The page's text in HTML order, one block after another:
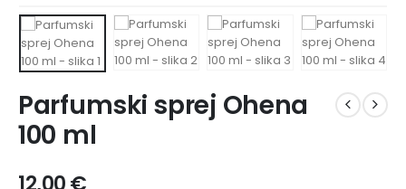
Parfumski sprej Ohena
100 ml